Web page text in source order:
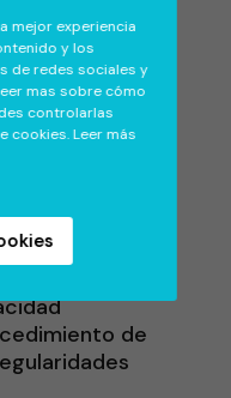
de
mejor experiencia
y los
de redes sociales y
mas sobre cómo
controlarlas
cookies.Leer más